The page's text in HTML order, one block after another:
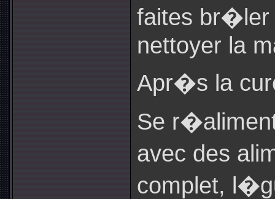
faites br�ler
nettoyer la
Apr�s la
Se
avec des
complet,